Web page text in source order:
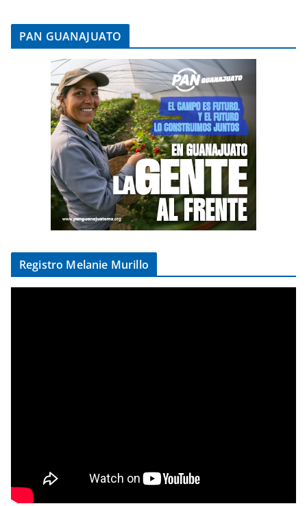
PAN GUANAJUATO
Registro Melanie Murillo